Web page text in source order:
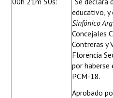
educativo,
Sinfónico
Concejales
Contreras y
Florencia
por
PCM-18.
Aprobado